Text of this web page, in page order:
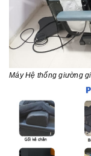
MáyHệ thống giường